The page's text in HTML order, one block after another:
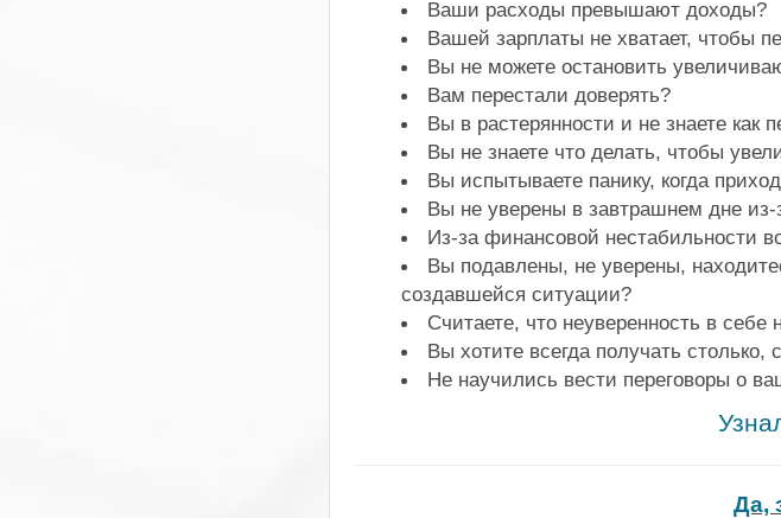
Ваши расходы превышают доходы?
Вашей зарплаты не хватает, чтобы
Вы не можете остановить
Вам перестали доверять?
Вы в растерянности и не знаете как
Вы не знаете что делать, чтобы
Вы испытываете панику, когда
Вы не уверены в завтрашнем дне из-
Из-за финансовой нестабильности
Вы подавлены, не уверены,
создавшейся ситуации?
Считаете, что неуверенность в себе
Вы хотите всегда получать столько,
Не научились вести переговоры о
Да,